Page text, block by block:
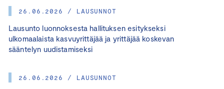
26.06.2026 / LAUSUNNOT
Lausunto luonnoksesta hallituksen esitykseksi
ulkomaalaista kasvuyrittäjää ja yrittäjää koskevan
sääntelyn uudistamiseksi
26.06.2026 / LAUSUNNOT